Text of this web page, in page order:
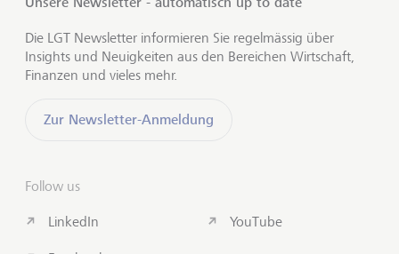
Die LGT Newsletter informieren Sie regelmässig über
Insights und Neuigkeiten aus den Bereichen Wirtschaft,
Finanzen und vieles mehr.
Zur Newsletter-Anmeldung
Follow us
LinkedIn YouTube